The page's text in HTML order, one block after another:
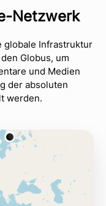
Netzwerk
globale Infrastruktur
Globus, um
und Medien
der absoluten
werden.